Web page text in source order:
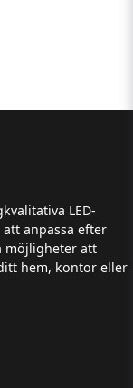
LED-
anpassa efter
möjligheter att
hem, kontor eller